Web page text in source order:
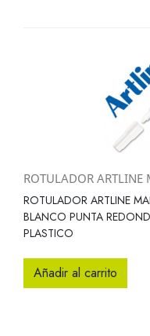
ROTULADOR ARTLINE
ROTULADOR ARTLINE
BLANCO PUNTA
PLASTICO
Añadir al carrito